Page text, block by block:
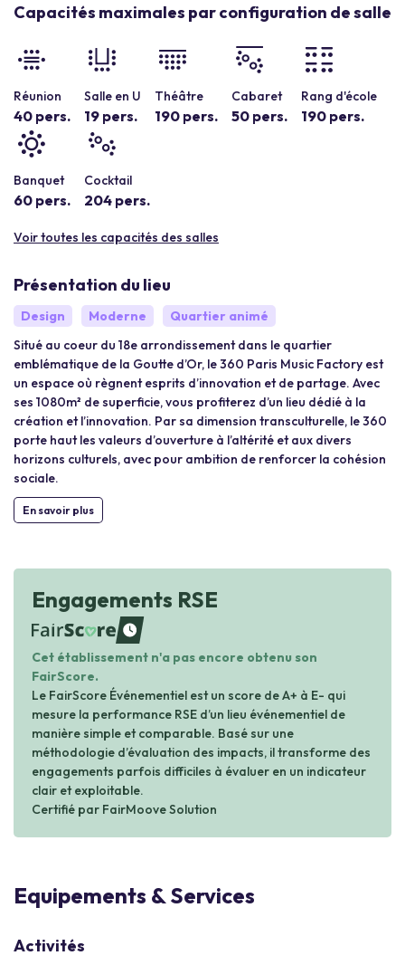
Capacités maximales par configuration de salle
Réunion
40 pers.
Salle en U
19 pers.
Théâtre
190 pers.
Cabaret
50 pers.
Rang d'école
190 pers.
Banquet
60 pers.
Cocktail
204 pers.
Voir toutes les capacités des salles
Présentation du lieu
Design Moderne
Quartier animé
Situé au coeur du 18e arrondissement dans le quartier
emblématique de la Goutte d’Or, le 360 Paris Music Factory est
un espace où règnent esprits d’innovation et de partage. Avec
ses 1080m² de superficie, vous profiterez d’un lieu dédié à la
création et l’innovation. Par sa dimension transculturelle, le 360
porte haut les valeurs d’ouverture à l’altérité et aux divers
horizons culturels, avec pour ambition de renforcer la cohésion
sociale.
En savoir plus
Engagements RSE
waiting
Cet établissement n'a pas encore obtenu son
FairScore.
Le FairScore Événementiel est un score de A+ à E- qui
mesure la performance RSE d’un lieu événementiel de
manière simple et comparable. Basé sur une
méthodologie d’évaluation des impacts, il transforme des
engagements parfois difficiles à évaluer en un indicateur
clair et exploitable.
Certifié par FairMoove Solution
Equipements & Services
Activités